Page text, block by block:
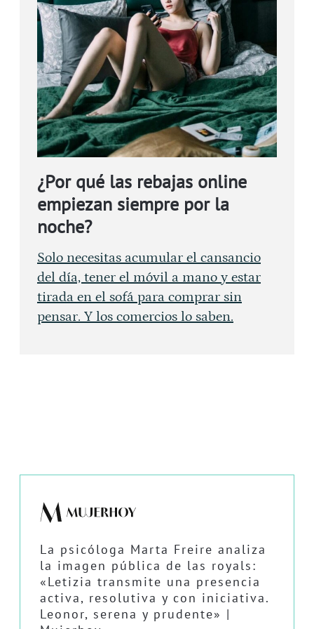
¿Por qué las rebajas online
empiezan siempre por la
noche?
Solo necesitas acumular el cansancio
del día, tener el móvil a mano y estar
tirada en el sofá para comprar sin
pensar. Y los comercios lo saben.
La psicóloga Marta Freire analiza
la imagen pública de las royals:
«Letizia transmite una presencia
activa, resolutiva y con iniciativa.
Leonor, serena y prudente» |